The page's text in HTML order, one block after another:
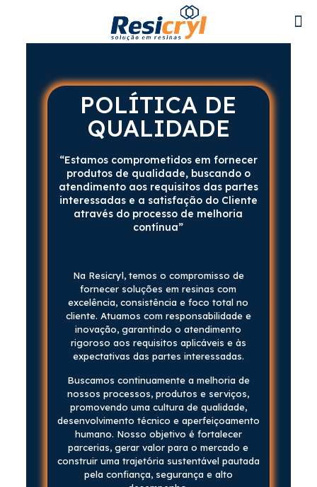
POLÍTICA DE
QUALIDADE
“Estamos comprometidos em fornecer
produtos de qualidade, buscando o
atendimento aos requisitos das partes
interessadas e a satisfação do Cliente
através do processo de melhoria
contínua”
Na Resicryl, temos o compromisso de
fornecer soluções em resinas com
excelência, consistência e foco total no
cliente. Atuamos com responsabilidade e
inovação, garantindo o atendimento
rigoroso aos requisitos aplicáveis e às
expectativas das partes interessadas.
Buscamos continuamente a melhoria de
nossos processos, produtos e serviços,
promovendo uma cultura de qualidade,
desenvolvimento técnico e aperfeiçoamento
humano. Nosso objetivo é fortalecer
parcerias, gerar valor para o mercado e
construir uma trajetória sustentável pautada
pela confiança, segurança e alto